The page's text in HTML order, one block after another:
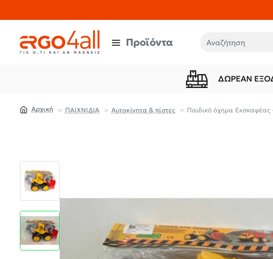
Προϊόντα Αναζήτηση
ΔΩΡΕΆΝ
ΠΑΙΧΝΙΔΙΑ Aυτοκίνητα & πίστες Παιδικό όχημα